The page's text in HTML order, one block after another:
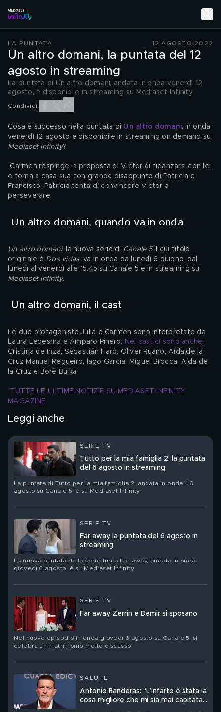
LA PUNTATA 12 AGOSTO 2022
Un altro domani, la puntata del 12
agosto in streaming
La puntata di Un altro domani, andata in onda venerdì 12
agosto, è disponibile in streaming su Mediaset Infinity
Condividi:
Cosa è successo nella puntata di Un altro domani, in onda
venerdì 12 agosto e disponibile in streaming on demand su
Mediaset Infinity?
e torna a casa sua con grande disappunto di Patricia e
Francisco. Patricia tenta di convincere Victor a
perseverare.
Un altro domani, quando va in onda
Un altro domani, la nuova serie di Canale 5 il cui titolo
originale è Dos vidas, va in onda da lunedì 6 giugno, dal
lunedì al venerdì alle 15.45 su Canale 5 e in streaming su
Mediaset Infinity.
Un altro domani, il cast
Le due protagoniste Julia e Carmen sono interpretate da
Laura Ledesma e Amparo Piñero. Nel cast ci sono anche:
Cristina de Inza, Sebastián Haro, Oliver Ruano, Aída de la
Cruz Manuel Regueiro, Iago Garcia, Miguel Brocca, Aída de
la Cruz e Borè Buika.
TUTTE LE ULTIME NOTIZIE SU MEDIASET INFINITY
MAGAZINE
Leggi anche
SERIE TV
Tutto per la mia famiglia 2, la puntata
del 6 agosto in streaming
La puntata di Tutto per la mia famiglia 2, andata in onda il 6
agosto su Canale 5, è su Mediaset Infinity
SERIE TV
Far away, la puntata del 6 agosto in
streaming
La nuova puntata della serie turca Far away, andata in onda
giovedì 6 agosto, è su Mediaset Infinity
SERIE TV
Far away, Zerrin e Demir si sposano
Nel nuovo episodio in onda giovedì 6 agosto su Canale 5, si
celebra un matrimonio molto discusso
SALUTE
Antonio Banderas: “L’infarto è stata la
cosa migliore che mi sia mai capitata